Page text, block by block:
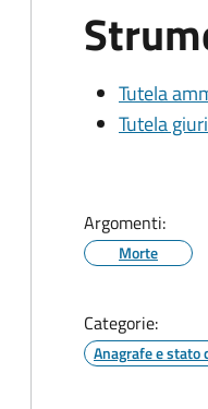
Tutela
Tutela
Argomenti:
Morte
Categorie:
Anagrafe e stato